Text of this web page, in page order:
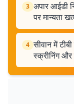
3 अपार आईडी
पर मान्यता
4 सीवान में
स्क्रीनिंग और